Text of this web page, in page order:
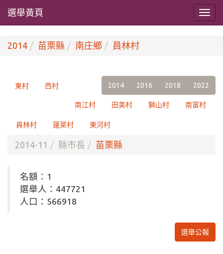
選舉黃頁
2014 苗栗縣 南庄鄉 員林村
2014 2016 2018 2022
東村 西村
南江村 田美村 獅山村 南富村
員林村 蓬萊村 東河村
2014-11 縣市長 苗栗縣
名額：1
選舉人：447721
人口：566918
選舉公報